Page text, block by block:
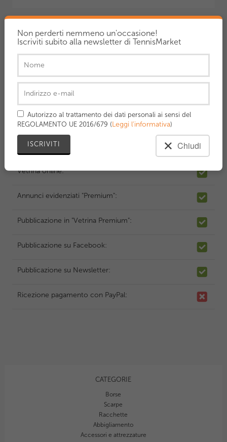
Hai già un account?Accedi ora!
Con il tuo abbonamento PREMIUM avrai:
N. annunci disponibili: 10 in contemporanea
Servizio "Porta in cima": GRATIS 5 al mese
Profilo venditore "Premium":
Vetrina online:
Annunci evidenziati "Premium":
Pubblicazione in "Vetrina Premium":
Pubblicazione su Facebook:
Pubblicazione su Newsletter:
Ricezione pagamento con PayPal:
CATEGORIE
Borse
Scarpe
Racchette
Abbigliamento
Accessori e attrezzature
Non perderti nemmeno un'occasione!
Iscriviti subito alla newsletter di TennisMarket
Autorizzo al trattamento dei dati personali ai sensi del
REGOLAMENTO UE 2016/679 (Leggi l'informativa)
Chiudi